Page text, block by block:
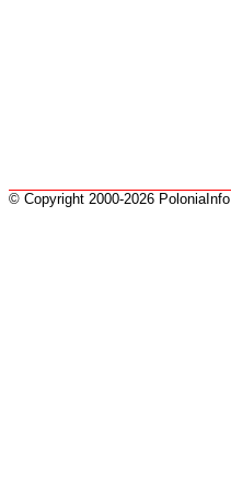
© Copyright 2000-2026 PoloniaInfo